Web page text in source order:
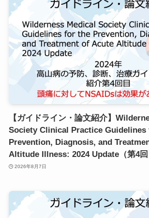
【ガイドライン・論文紹介】
Society Clinical Practice Guidelines
Prevention, Diagnosis, and
Altitude Illness: 2024 Update（第4回
2026年8月7日